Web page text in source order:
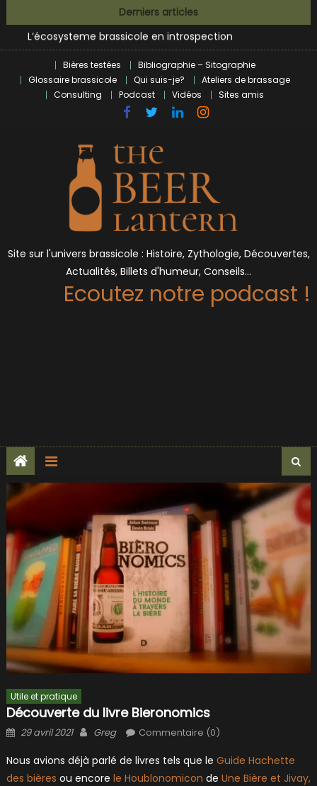
to
content
Derniers articles
Bières et célébrités
L’écosysteme brassicole en introspection
Zoumaï : pionnier de la révolution craft à Marseille
L’intelligence artificielle dans le milieu brassicole
BrewDog racheté par Tilray pour une bouchée de pain ?
Bières et célébrités
Bières testées
Bibliographie – Sitographie
Glossaire brassicole
Qui suis-je?
Ateliers de brassage
Consulting
Podcast Vidéos Sites amis
Site sur l'univers brassicole : Histoire, Zythologie, Découvertes,
Actualités, Billets d'humeur, Conseils…
Ecoutez notre podcast !
Utile et pratique
Découverte du livre Bieronomics
Posted
29 avril 2021 Author
Greg Commentaire (0)
Nous avions déjà parlé de livres tels que le Guide Hachette
des bières ou encore le Houblonomicon de Une Bière et Jivay,